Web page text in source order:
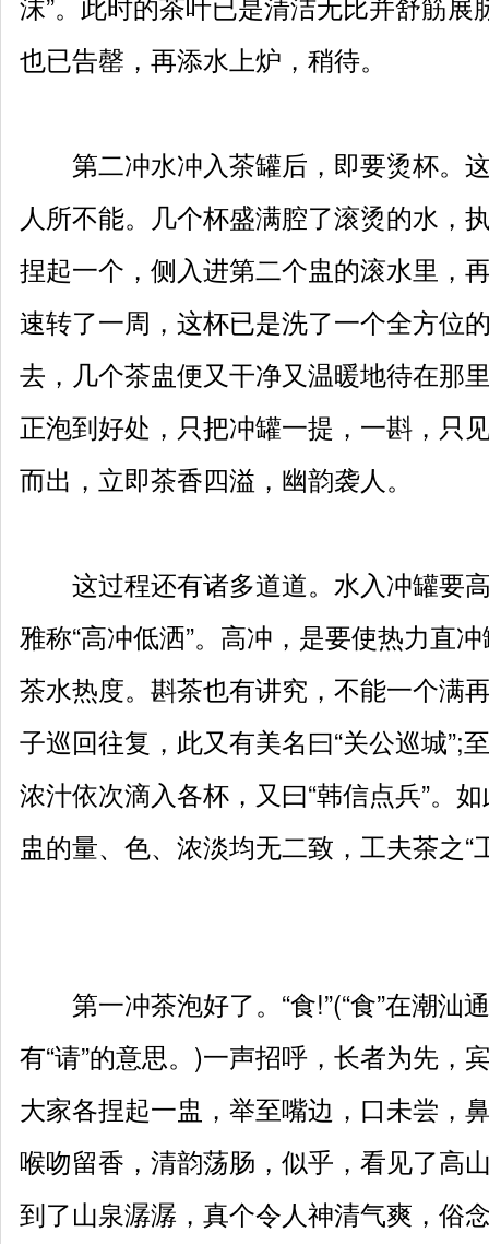
也已告罄，再添水上炉，稍待。
第二冲水冲入茶罐后，即要烫杯。
人所不能。几个杯盛满腔了滚烫的水，
捏起一个，侧入进第二个盅的滚水里，
速转了一周，这杯已是洗了一个全方位
去，几个茶盅便又干净又温暖地待在那
正泡到好处，只把冲罐一提，一斟，只
而出，立即茶香四溢，幽韵袭人。
这过程还有诸多道道。水入冲罐要
雅称“高冲低洒”。高冲，是要使热力直
茶水热度。斟茶也有讲究，不能一个满
子巡回往复，此又有美名曰“关公巡城”;
浓汁依次滴入各杯，又曰“韩信点兵”。
盅的量、色、浓淡均无二致，工夫茶之“
第一冲茶泡好了。“食!”(“食”在潮汕
有“请”的意思。)一声招呼，长者为先，
大家各捏起一盅，举至嘴边，口未尝，
喉吻留香，清韵荡肠，似乎，看见了高
到了山泉潺潺，真个令人神清气爽，俗